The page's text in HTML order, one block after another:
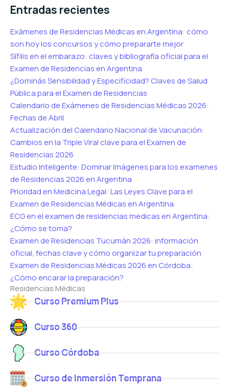
Entradas recientes
Exámenes de Residencias Médicas en Argentina: cómo
son hoy los concursos y cómo prepararte mejor
Sífilis en el embarazo: claves y bibliografía oficial para el
Examen de Residencias en Argentina
¿Dominás Sensibilidad y Especificidad? Claves de Salud
Pública para el Examen de Residencias
Calendario de Exámenes de Residencias Médicas 2026:
Fechas de Abril
Actualización del Calendario Nacional de Vacunación:
Cambios en la Triple Viral clave para el Examen de
Residencias 2026
Estudio Inteligente: Dominar Imágenes para los examenes
de Residencias 2026 en Argentina
Prioridad en Medicina Legal: Las Leyes Clave para el
Examen de Residencias Médicas en Argentina
ECG en el examen de residencias medicas en Argentina:
¿Cómo se toma?
Examen de Residencias Tucumán 2026: información
oficial, fechas clave y cómo organizar tu preparación
Examen de Residencias Médicas 2026 en Córdoba:
¿Cómo encarar la preparación?
Residencias Médicas
Curso Premium Plus
Curso 360
Curso Córdoba
Curso de Inmersión Temprana